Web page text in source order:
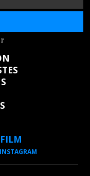
INSTAGRAM